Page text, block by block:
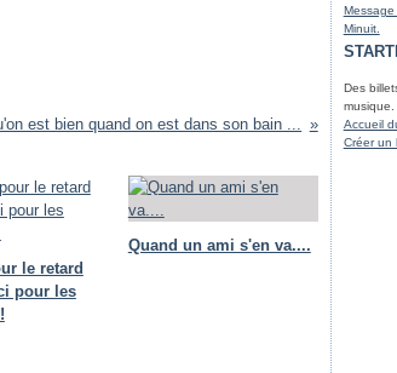
est bien quand on est dans son bain ...
le retard
pour les
Quand un ami s'en va....
Message
Minuit.
Des
musique.
Accueil
Créer un